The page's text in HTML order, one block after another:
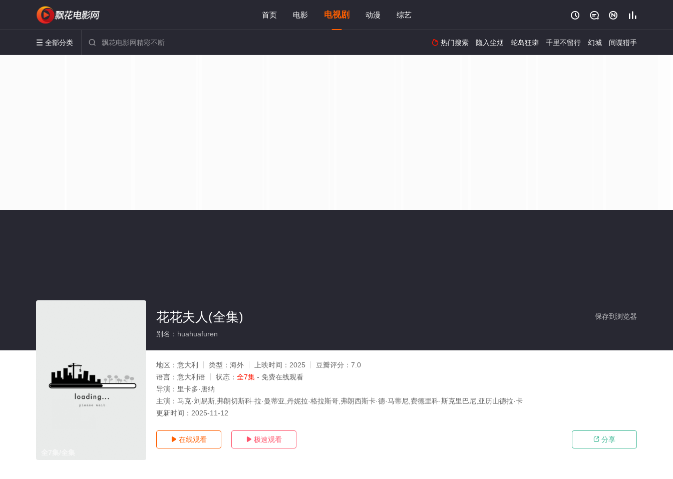
首页 电影 电视剧 动漫 综艺    
 全部分类   热门搜索 隐入尘烟 蛇岛狂蟒 千里不留行 幻城 间谍猎手
保存到浏览器
花花夫人(全集)
别名：huahuafuren
地区： 意大利 类型： 海外 上映时间： 2025 豆瓣评分： 7.0
语言： 意大利语 状态： 全7集 - 免费在线观看
导演： 里卡多·唐纳
主演： 马克·刘易斯,弗朗切斯科·拉·曼蒂亚,丹妮拉·格拉斯哥,弗朗西斯卡·德·马蒂尼,费德里科·斯克里巴尼,亚历山德拉·卡
更新时间： 2025-11-12
 在线观看  极速观看  分享